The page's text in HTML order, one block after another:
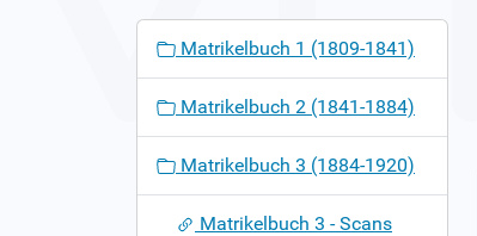
Matrikelbuch 1 (1809-1841)
Matrikelbuch 2 (1841-1884)
Matrikelbuch 3 (1884-1920)
Matrikelbuch 3 - Scans